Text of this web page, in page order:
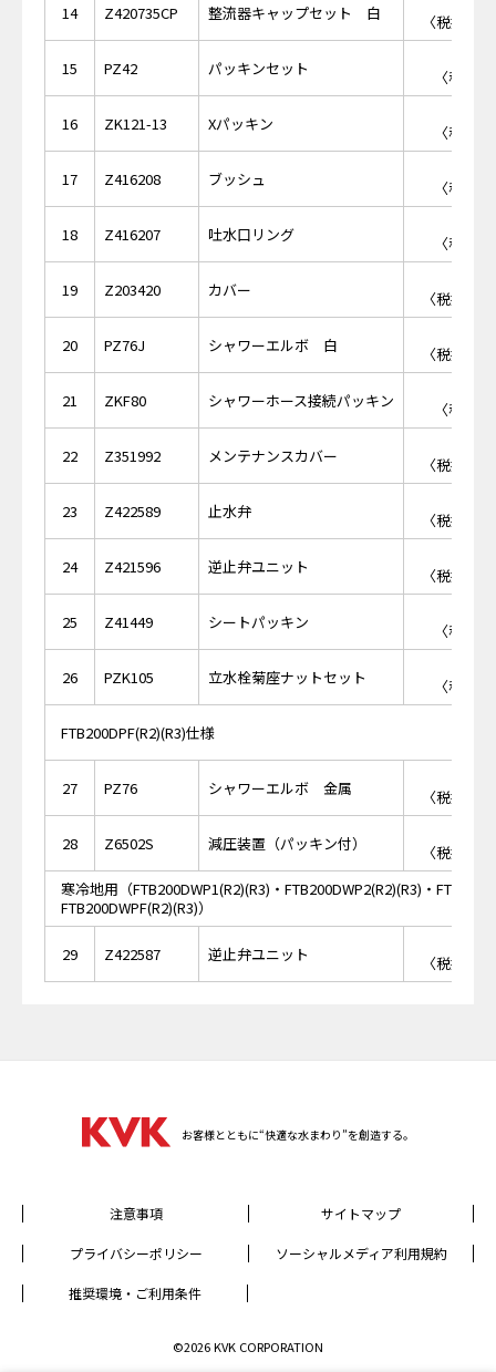
14 Z420735CP 整流器キャップセット 白
〈税抜価
15 PZ42 パッキンセット
〈税抜
16 ZK121-13 Xパッキン
〈税抜
17 Z416208 ブッシュ
〈税抜
18 Z416207 吐水口リング
〈税抜
19 Z203420 カバー
〈税抜価
20 PZ76J シャワーエルボ 白
〈税抜価
21 ZKF80 シャワーホース接続パッキン
〈税抜
22 Z351992 メンテナンスカバー
〈税抜価
23 Z422589 止水弁
〈税抜価
24 Z421596 逆止弁ユニット
〈税抜価
25 Z41449 シートパッキン
〈税抜
26 PZK105 立水栓菊座ナットセット
〈税抜
FTB200DPF(R2)(R3)仕様
27 PZ76 シャワーエルボ 金属
〈税抜価
28 Z6502S 減圧装置（パッキン付）
〈税抜価
寒冷地用（FTB200DWP1(R2)(R3)・FTB200DWP2(R2)(R3)・
FTB200DWPF(R2)(R3)）
29 Z422587 逆止弁ユニット
〈税抜価
お客様とともに“快適な水まわり”を創造する。
注意事項 サイトマップ
プライバシーポリシー ソーシャルメディア利用規約
推奨環境・ご利用条件
©2026 KVK CORPORATION